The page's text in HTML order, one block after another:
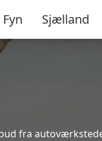
Fyn Sjælland
fra